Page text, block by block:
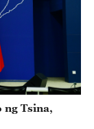
ng Tsina,